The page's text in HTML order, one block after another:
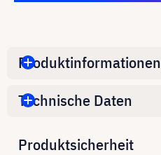
Produktinformationen
Technische Daten
Produktsicherheit